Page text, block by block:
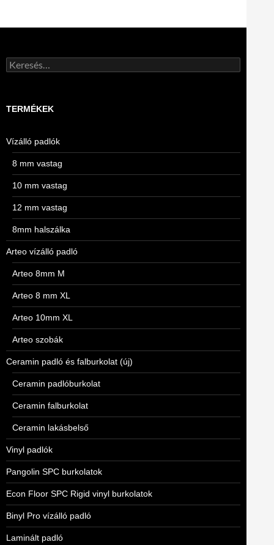
Keresés:
TERMÉKEK
Vízálló padlók
8 mm vastag
10 mm vastag
12 mm vastag
8mm halszálka
Arteo vízálló padló
Arteo 8mm M
Arteo 8 mm XL
Arteo 10mm XL
Arteo szobák
Ceramin padló és falburkolat (új)
Ceramin padlóburkolat
Ceramin falburkolat
Ceramin lakásbelső
Vinyl padlók
Pangolin SPC burkolatok
Econ Floor SPC Rigid vinyl burkolatok
Binyl Pro vízálló padló
Laminált padló